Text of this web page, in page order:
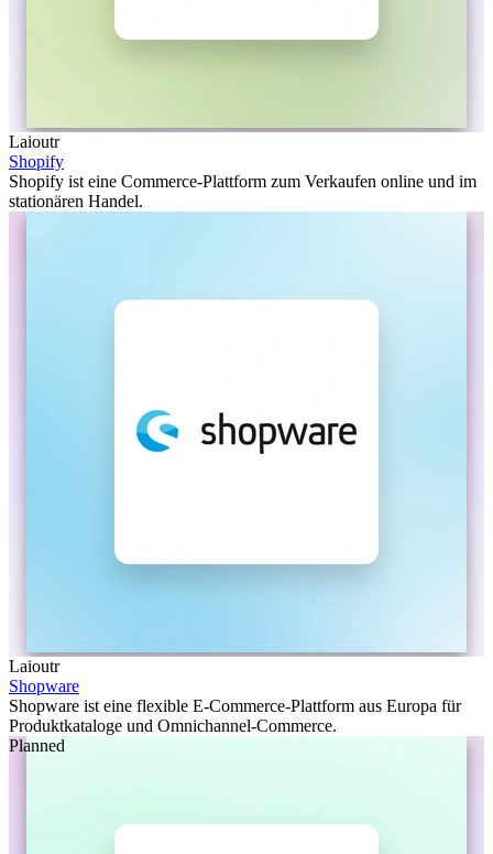
Laioutr
Shopify
Shopify ist eine Commerce-Plattform zum Verkaufen online und im
stationären Handel.
Laioutr
Shopware
Shopware ist eine flexible E-Commerce-Plattform aus Europa für
Produktkataloge und Omnichannel-Commerce.
Planned